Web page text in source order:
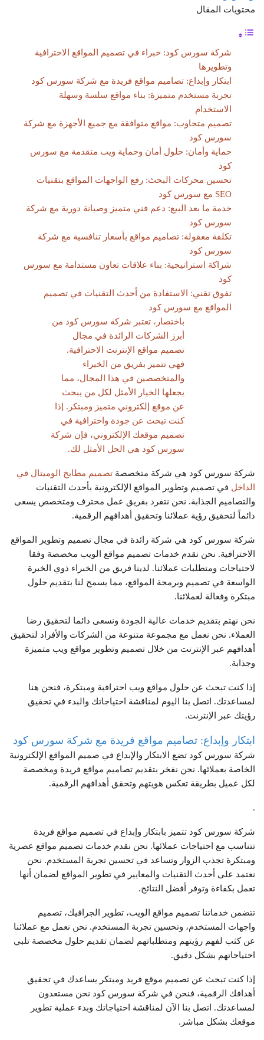
محتويات المقال
شركة سورس كود: خبراء في تصميم المواقع الاحترافية
وتطويرها
ابتكار وإبداع: تصاميم مواقع فريدة مع شركة سورس كود
تجربة مستخدم متميزة: بناء مواقع سلسة وسهلة
الاستخدام
تصميم متجاوب: مواقع متوافقة مع جميع الأجهزة مع شركة
سورس كود
حماية وأمان: حلول أمان وحماية ويب متقدمة مع سورس
كود
تحسين محركات البحث: رفع الواجهات المواقع بتقنيات
SEO مع سورس كود
خدمة ما بعد البيع: دعم فني متميز وصيانة دورية مع شركة
سورس كود
تكلفة معقولة: تصاميم مواقع بأسعار تنافسية مع شركة
سورس كود
شراكة استراتيجية: بناء علاقات تعاون مستدامة مع سورس
كود
تفوق تقني: الاستفادة من أحدث التقنيات في تصميم
المواقع مع سورس كود
باختصار، تعتبر شركة سورس كود من
أبرز الشركات الرائدة في مجال
تصميم مواقع الإنترنت الاحترافية.
فهي تتميز بفريق من الخبراء
والمتخصصين في هذا المجال، مما
يجعلها الخيار الأمثل لكل من يبحث
عن موقع إلكتروني متميز ومبتكر. إذا
كنت تبحث عن جودة واحترافية في
تصميم موقعك الإلكتروني، فإن شركة
سورس كود هي الحل الأمثل لك.
شركة سورس كود هي شركة متخصصة تصميم مطابخ الوميتال في
الداخل في تصميم وتطوير المواقع الإلكترونية بأحدث التقنيات
والتصاميم الجذابة. نحن نتفرد بفريق عمل محترف ومتخصص يسعى
دائماً لتحقيق رؤية عملائنا وتحقيق أهدافهم الرقمية.
شركة سورس كود هي شركة رائدة في مجال تصميم وتطوير المواقع
الاحترافية. نحن نقدم خدمات تصميم مواقع الويب مخصصة وفقا
لاحتياجات ومتطلبات عملائنا. لدينا فريق من الخبراء ذوي الخبرة
الواسعة في تصميم وبرمجة المواقع، مما يسمح لنا بتقديم حلول
مبتكرة وفعالة لعملائنا.
نحن نهتم بتقديم خدمات عالية الجودة ونسعى دائما لتحقيق رضا
العملاء. نحن نعمل مع مجموعة متنوعة من الشركات والأفراد لتحقيق
أهدافهم عبر الإنترنت من خلال تصميم وتطوير مواقع ويب متميزة
وجذابة.
إذا كنت تبحث عن حلول مواقع ويب احترافية ومبتكرة، فنحن هنا
لمساعدتك. اتصل بنا اليوم لمناقشة احتياجاتك والبدء في تحقيق
رؤيتك عبر الإنترنت.
ابتكار وإبداع: تصاميم مواقع فريدة مع شركة سورس كود
شركة سورس كود تضع الابتكار والإبداع في صميم المواقع الإلكترونية
الخاصة بعملائها. نحن نفخر بتقديم تصاميم مواقع فريدة ومخصصة
لكل عميل بطريقة تعكس هويتهم وتحقق أهدافهم الرقمية.
.
شركة سورس كود تتميز بابتكار وإبداع في تصميم مواقع فريدة
تتناسب مع احتياجات عملائها. نحن نقدم خدمات تصميم مواقع عصرية
ومبتكرة تجذب الزوار وتساعد في تحسين تجربة المستخدم. نحن
نعتمد على أحدث التقنيات والمعايير في تطوير المواقع لضمان أنها
تعمل بكفاءة وتوفر أفضل النتائج.
تتضمن خدماتنا تصميم مواقع الويب، تطوير الجرافيك، تصميم
واجهات المستخدم، وتحسين تجربة المستخدم. نحن نعمل مع عملائنا
عن كثب لفهم رؤيتهم ومتطلباتهم لضمان تقديم حلول مخصصة تلبي
احتياجاتهم بشكل دقيق.
إذا كنت تبحث عن تصميم موقع فريد ومبتكر يساعدك في تحقيق
أهدافك الرقمية، فنحن في شركة سورس كود نحن مستعدون
لمساعدتك. اتصل بنا الآن لمناقشة احتياجاتك وبدء عملية تطوير
موقعك بشكل مباشر.